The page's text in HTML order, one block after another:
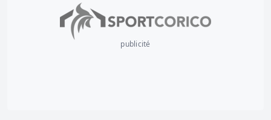
publicité